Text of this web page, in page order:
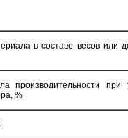
в составе весов или
производительности при
%